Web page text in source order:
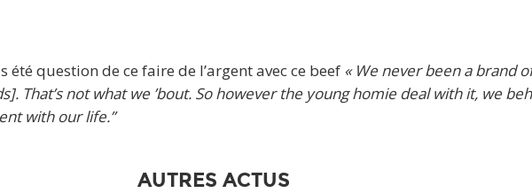
été question de ce faire de l’argent avec ce beef« We never been a brand
That’s not what we ’bout. So however the young homie deal with it, we
with our life.”
AUTRES ACTUS